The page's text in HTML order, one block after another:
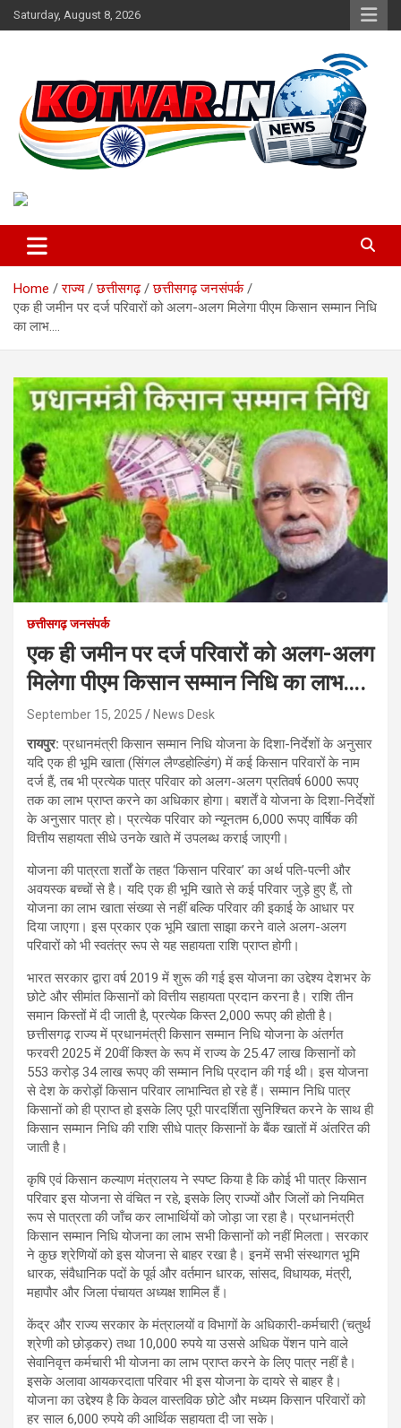
Skip
to
Saturday, August 8, 2026
kotwar.in
Home राज्य छत्तीसगढ़
छत्तीसगढ़ जनसंपर्क
एक ही जमीन पर दर्ज परिवारों को अलग-अलग मिलेगा पीएम किसान सम्मान निधि
का लाभ….
छत्तीसगढ़ जनसंपर्क
एक ही जमीन पर दर्ज परिवारों को अलग-अलग
मिलेगा पीएम किसान सम्मान निधि का लाभ….
September 15, 2025 News Desk
रायपुर:प्रधानमंत्री किसान सम्मान निधि योजना के दिशा-निर्देशों के अनुसार
यदि एक ही भूमि खाता (सिंगल लैण्डहोल्डिंग) में कई किसान परिवारों के नाम
दर्ज हैं, तब भी प्रत्येक पात्र परिवार को अलग-अलग प्रतिवर्ष 6000 रूपए
तक का लाभ प्राप्त करने का अधिकार होगा। बशर्तें वे योजना के दिशा-निर्देशों
के अनुसार पात्र हो। प्रत्येक परिवार को न्यूनतम 6,000 रूपए वार्षिक की
वित्तीय सहायता सीधे उनके खाते में उपलब्ध कराई जाएगी।
योजना की पात्रता शर्तों के तहत ‘किसान परिवार’ का अर्थ पति-पत्नी और
अवयस्क बच्चों से है। यदि एक ही भूमि खाते से कई परिवार जुड़े हुए हैं, तो
योजना का लाभ खाता संख्या से नहीं बल्कि परिवार की इकाई के आधार पर
दिया जाएगा। इस प्रकार एक भूमि खाता साझा करने वाले अलग-अलग
परिवारों को भी स्वतंत्र रूप से यह सहायता राशि प्राप्त होगी।
भारत सरकार द्वारा वर्ष 2019 में शुरू की गई इस योजना का उद्देश्य देशभर के
छोटे और सीमांत किसानों को वित्तीय सहायता प्रदान करना है। राशि तीन
समान किस्तों में दी जाती है, प्रत्येक किस्त 2,000 रूपए की होती है।
छत्तीसगढ़ राज्य में प्रधानमंत्री किसान सम्मान निधि योजना के अंतर्गत
फरवरी 2025 में 20वीं किश्त के रूप में राज्य के 25.47 लाख किसानों को
553 करोड़ 34 लाख रूपए की सम्मान निधि प्रदान की गई थी। इस योजना
से देश के करोड़ों किसान परिवार लाभान्वित हो रहे हैं। सम्मान निधि पात्र
किसानों को ही प्राप्त हो इसके लिए पूरी पारदर्शिता सुनिश्चित करने के साथ ही
किसान सम्मान निधि की राशि सीधे पात्र किसानों के बैंक खातों में अंतरित की
जाती है।
कृषि एवं किसान कल्याण मंत्रालय ने स्पष्ट किया है कि कोई भी पात्र किसान
परिवार इस योजना से वंचित न रहे, इसके लिए राज्यों और जिलों को नियमित
रूप से पात्रता की जाँच कर लाभार्थियों को जोड़ा जा रहा है। प्रधानमंत्री
किसान सम्मान निधि योजना का लाभ सभी किसानों को नहीं मिलता। सरकार
ने कुछ श्रेणियों को इस योजना से बाहर रखा है। इनमें सभी संस्थागत भूमि
धारक, संवैधानिक पदों के पूर्व और वर्तमान धारक, सांसद, विधायक, मंत्री,
महापौर और जिला पंचायत अध्यक्ष शामिल हैं।
केंद्र और राज्य सरकार के मंत्रालयों व विभागों के अधिकारी-कर्मचारी (चतुर्थ
श्रेणी को छोड़कर) तथा 10,000 रुपये या उससे अधिक पेंशन पाने वाले
सेवानिवृत्त कर्मचारी भी योजना का लाभ प्राप्त करने के लिए पात्र नहीं है।
इसके अलावा आयकरदाता परिवार भी इस योजना के दायरे से बाहर है।
योजना का उद्देश्य है कि केवल वास्तविक छोटे और मध्यम किसान परिवारों को
हर साल 6,000 रुपये की आर्थिक सहायता दी जा सके।